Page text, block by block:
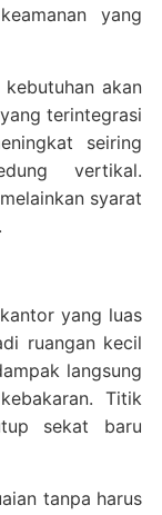
yang
akan
yang terintegrasi
seiring
vertikal.
syarat
yang luas
ruangan kecil
langsung
Titik
sekat baru
tanpa harus